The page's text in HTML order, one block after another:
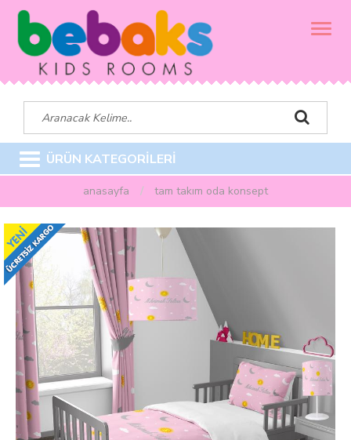
MENÜ
ÜRÜN KATEGORİLERİ
anasayfa tam takim oda konsept